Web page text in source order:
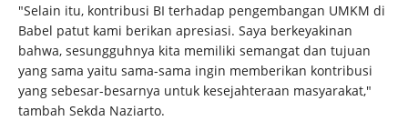
"Selain itu, kontribusi BI terhadap pengembangan UMKM di
Babel patut kami berikan apresiasi. Saya berkeyakinan
bahwa, sesungguhnya kita memiliki semangat dan tujuan
yang sama yaitu sama-sama ingin memberikan kontribusi
yang sebesar-besarnya untuk kesejahteraan masyarakat,"
tambah Sekda Naziarto.